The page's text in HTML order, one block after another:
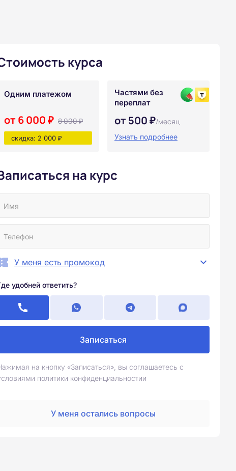
курса
Одним платежом
от 6 000 ₽ 8 000 ₽
скидка: 2 000 ₽
Частями без
переплат
от 500 ₽/месяц
Узнать подробнее
на курс
У меня есть промокод
удобней ответить?
Записаться
на кнопку «Записаться», вы соглашаетесь с
политики конфиденциальностии
У меня остались вопросы